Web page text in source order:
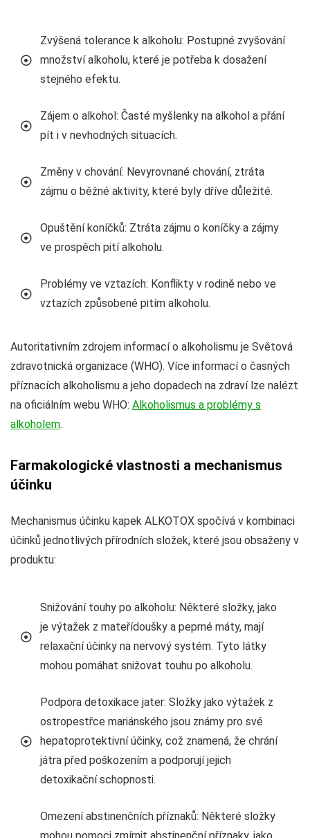
Zvýšená tolerance k alkoholu: Postupné zvyšování
množství alkoholu, které je potřeba k dosažení
stejného efektu.
Zájem o alkohol: Časté myšlenky na alkohol a přání
pít i v nevhodných situacích.
Změny v chování: Nevyrovnané chování, ztráta
zájmu o běžné aktivity, které byly dříve důležité.
Opuštění koníčků: Ztráta zájmu o koníčky a zájmy
ve prospěch pití alkoholu.
Problémy ve vztazích: Konflikty v rodině nebo ve
vztazích způsobené pitím alkoholu.
Autoritativním zdrojem informací o alkoholismu je Světová
zdravotnická organizace (WHO). Více informací o časných
příznacích alkoholismu a jeho dopadech na zdraví lze nalézt
na oficiálním webu WHO: Alkoholismus a problémy s
alkoholem.
Farmakologické vlastnosti a mechanismus
účinku
Mechanismus účinku kapek ALKOTOX spočívá v kombinaci
účinků jednotlivých přírodních složek, které jsou obsaženy v
produktu:
Snižování touhy po alkoholu: Některé složky, jako
je výtažek z mateřídoušky a peprné máty, mají
relaxační účinky na nervový systém. Tyto látky
mohou pomáhat snižovat touhu po alkoholu.
Podpora detoxikace jater: Složky jako výtažek z
ostropestřce mariánského jsou známy pro své
hepatoprotektivní účinky, což znamená, že chrání
játra před poškozením a podporují jejich
detoxikační schopnosti.
Omezení abstinenčních příznaků: Některé složky